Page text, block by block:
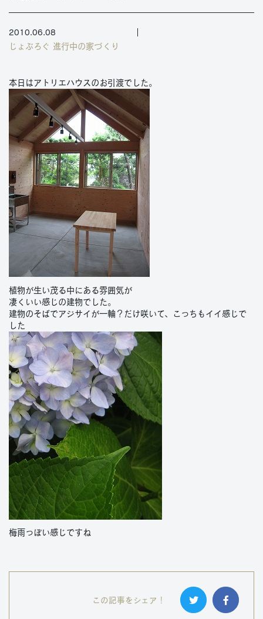
2010.06.08
じょぶろぐ 進行中の家づくり
本日はアトリエハウスのお引渡でした。
植物が生い茂る中にある雰囲気が
凄くいい感じの建物でした。
建物のそばでアジサイが一輪？だけ咲いて、こっちもイイ感じで
した
梅雨っぽい感じですね
この記事をシェア！